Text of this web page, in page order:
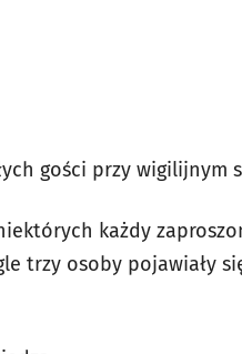
gości przy wigilijnym
każdy
trzy osoby pojawiały